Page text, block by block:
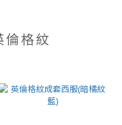
倫格紋